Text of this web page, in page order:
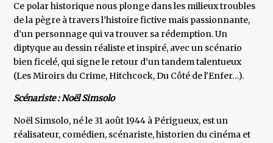
Ce polar historique nous plonge dans les milieux troubles
de la pègre à travers l’histoire fictive mais passionnante,
d’un personnage qui va trouver sa rédemption. Un
diptyque au dessin réaliste et inspiré, avec un scénario
bien ficelé, qui signe le retour d’un tandem talentueux
(Les Miroirs du Crime, Hitchcock, Du Côté de l'Enfer…).
Scénariste : Noël Simsolo
Noël Simsolo, né le 31 août 1944 à Périgueux, est un
réalisateur, comédien, scénariste, historien du cinéma et